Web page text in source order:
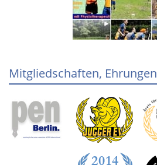
Mitgliedschaften, Ehrungen